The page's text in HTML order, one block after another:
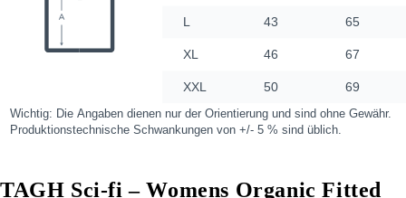
TAGH Sci-fi – Womens Organic Fitted